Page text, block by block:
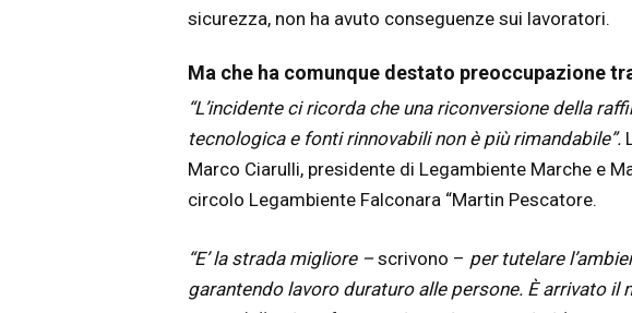
sicurezza, non ha avuto conseguenze sui lavoratori.
Ma che ha comunque destato preoccupazione
“L’incidente ci ricorda che una riconversione della
tecnologica e fonti rinnovabili non è più rimandabile”.
Marco Ciarulli, presidente di Legambiente Marche e
circolo Legambiente Falconara “Martin Pescatore.
“E’ la strada migliore –scrivono – per tutelare
garantendo lavoro duraturo alle persone. È arrivato il